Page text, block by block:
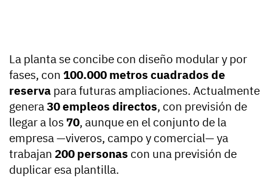
La planta se concibe con diseño modular y por
fases, con 100.000 metros cuadrados de
reserva para futuras ampliaciones. Actualmente
genera30 empleos directos, con previsión de
llegar a los 70, aunque en el conjunto de la
empresa —viveros, campo y comercial— ya
trabajan 200 personas con una previsión de
duplicar esa plantilla.